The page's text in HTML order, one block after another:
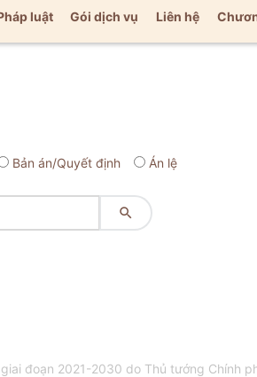
luật Gói dịch vụ Liên hệ
Bản án/Quyết định Án lệ

đoạn 2021-2030 do Thủ tướng Chính